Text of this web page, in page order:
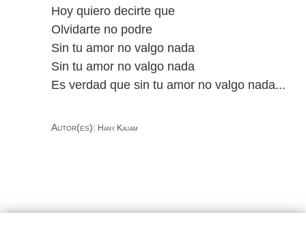
Hoy quiero decirte que
Olvidarte no podre
Sin tu amor no valgo nada
Sin tu amor no valgo nada
Es verdad que sin tu amor no valgo nada...
Autor(es): Hany Kauam